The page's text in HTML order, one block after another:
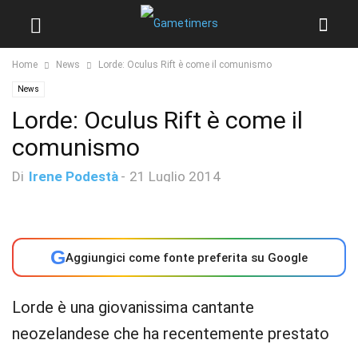
Home News Lorde: Oculus Rift è come il comunismo
News
Lorde: Oculus Rift è come il
comunismo
Di Irene Podestà - 21 Luglio 2014
GAggiungici come fonte preferita su Google
Lorde è una giovanissima cantante
neozelandese che ha recentemente prestato